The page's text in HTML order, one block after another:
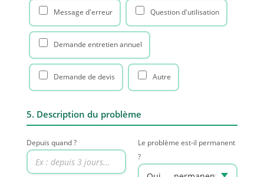
Message d'erreur Question d'utilisation
Demande entretien annuel
Demande de devis Autre
5. Description du problème
Depuis quand ?
Le problème est-il permanent
?